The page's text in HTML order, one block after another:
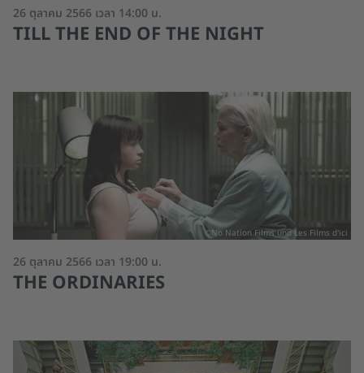
26 ตุลาคม 2566 เวลา 14:00 น.
TILL THE END OF THE NIGHT
©No Nation Films und Les Films d'ici
26 ตุลาคม 2566 เวลา 19:00 น.
THE ORDINARIES